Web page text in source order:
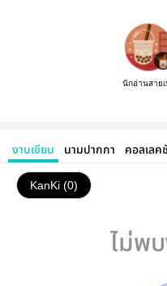
นักอ่านสายเ
งานเขียน นามปากกา คอลเลค
KanKi (0)
ไม่พ